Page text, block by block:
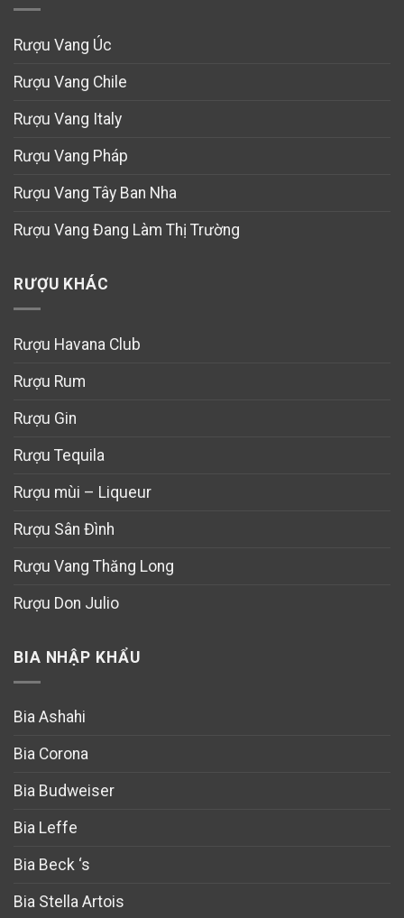
Rượu Vang Úc
Rượu Vang Chile
Rượu Vang Italy
Rượu Vang Pháp
Rượu Vang Tây Ban Nha
Rượu Vang Đang Làm Thị Trường
RƯỢU KHÁC
Rượu Havana Club
Rượu Rum
Rượu Gin
Rượu Tequila
Rượu mùi – Liqueur
Rượu Sân Đình
Rượu Vang Thăng Long
Rượu Don Julio
BIA NHẬP KHẨU
Bia Ashahi
Bia Corona
Bia Budweiser
Bia Leffe
Bia Beck ‘s
Bia Stella Artois